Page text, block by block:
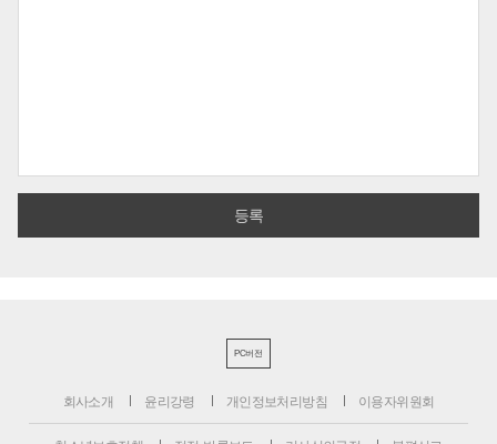
PC버전
회사소개 윤리강령 개인정보처리방침 이용자위원회